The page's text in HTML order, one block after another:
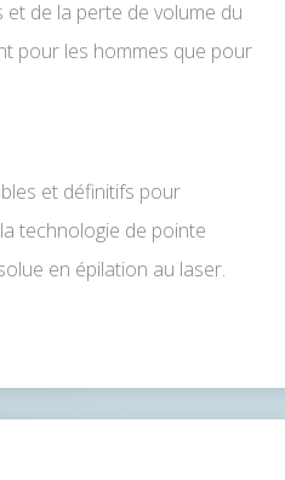
de la perte de volume du
pour les hommes que pour
et définitifs pour
technologie de pointe
en épilation au laser.